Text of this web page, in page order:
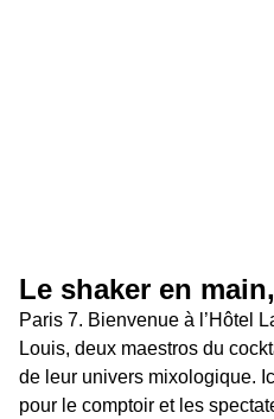
Le shaker en
Paris 7. Bienvenue à l’Hôtel
Louis, deux maestros du
de leur univers mixologique.
pour le comptoir et les